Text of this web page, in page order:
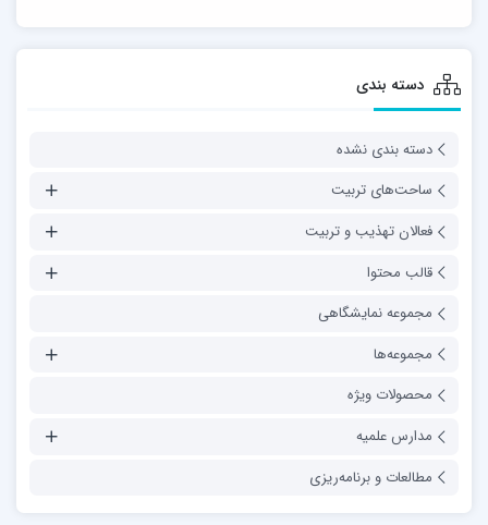
دسته بندی
دسته بندی نشده
ساحت‌های تربیت
فعالان تهذیب و تربیت
قالب محتوا
مجموعه نمایشگاهی
مجموعه‌ها
محصولات ویژه
مدارس علمیه
مطالعات و برنامه‌ریزی